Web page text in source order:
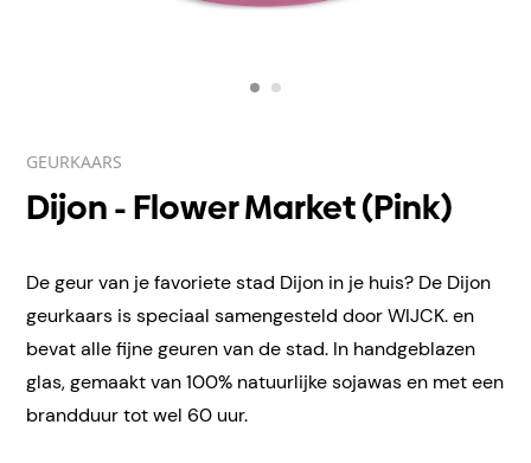
GEURKAARS
Dijon - Flower Market (Pink)
De geur van je favoriete stad Dijon in je huis? De Dijon
geurkaars is speciaal samengesteld door WIJCK. en
bevat alle fijne geuren van de stad. In handgeblazen
glas, gemaakt van 100% natuurlijke sojawas en met een
brandduur tot wel 60 uur.